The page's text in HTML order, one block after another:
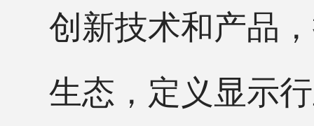
创新技术和产品
生态，定义显示